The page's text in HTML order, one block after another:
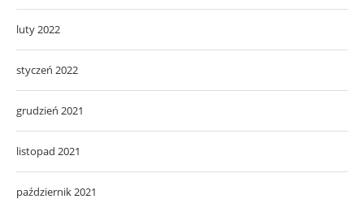
luty 2022
styczeń 2022
grudzień 2021
listopad 2021
październik 2021